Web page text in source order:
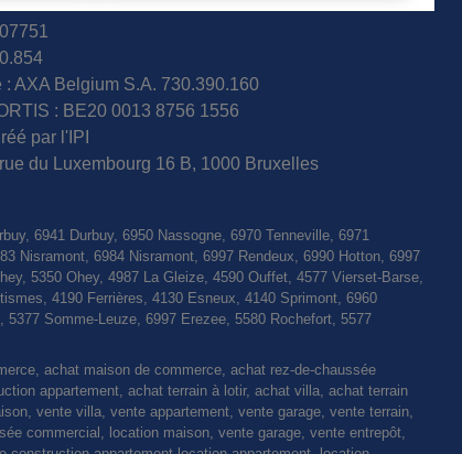
AXA Belgium S.A. 730.390.160
: BE20 0013 8756 1556
par l'IPI
du Luxembourg 16 B, 1000 Bruxelles
6941 Durbuy, 6950 Nassogne, 6970 Tenneville, 6971
Nisramont, 6984 Nisramont, 6997 Rendeux, 6990 Hotton, 6997
5350 Ohey, 4987 La Gleize, 4590 Ouffet, 4577 Vierset-Barse,
4190 Ferrières, 4130 Esneux, 4140 Sprimont, 6960
Somme-Leuze, 6997 Erezee, 5580 Rochefort, 5577
achat maison de commerce, achat rez-de-chaussée
appartement, achat terrain à lotir, achat villa, achat terrain
vente villa, vente appartement, vente garage, vente terrain,
commercial, location maison, vente garage, vente entrepôt,